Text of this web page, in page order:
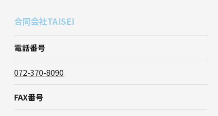
合同会社TAISEI
電話番号
072-370-8090
FAX番号